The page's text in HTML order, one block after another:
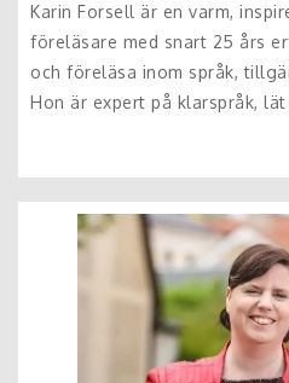
Karin Forsell är en varm,
föreläsare med snart 25 års
och föreläsa inom språk,
Hon är expert på klarspråk, lät